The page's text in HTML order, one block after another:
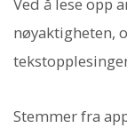
nøyaktigheten,
Stemmer fra